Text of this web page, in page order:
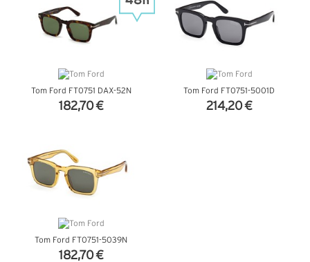
Tom Ford FT0751 DAX-52N
182,70 €
Tom Ford FT0751-5001D
214,20 €
Tom Ford FT0751-5039N
182,70 €